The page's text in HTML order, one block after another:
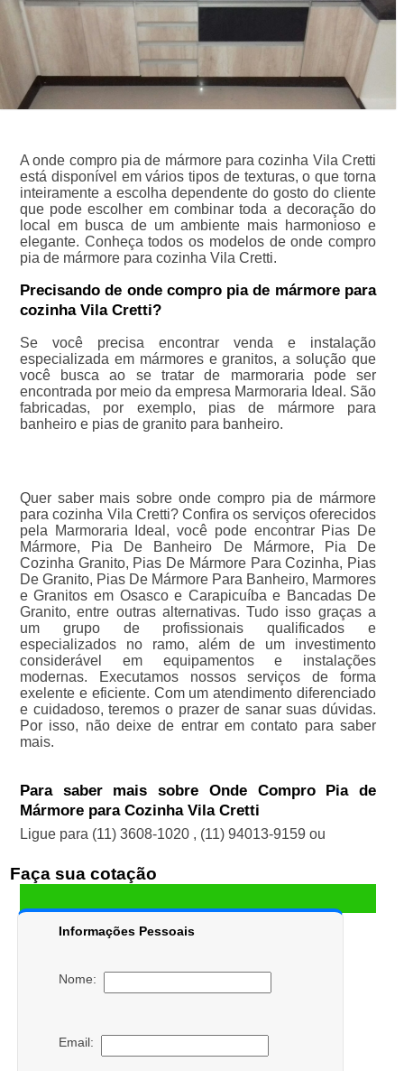
A onde compro pia de mármore para cozinha Vila Cretti
está disponível em vários tipos de texturas, o que torna
inteiramente a escolha dependente do gosto do cliente
que pode escolher em combinar toda a decoração do
local em busca de um ambiente mais harmonioso e
elegante. Conheça todos os modelos de onde compro
pia de mármore para cozinha Vila Cretti.
Precisando de onde compro pia de mármore para
cozinha Vila Cretti?
Se você precisa encontrar venda e instalação
especializada em mármores e granitos, a solução que
você busca ao se tratar de marmoraria pode ser
encontrada por meio da empresa Marmoraria Ideal. São
fabricadas, por exemplo, pias de mármore para
banheiro e pias de granito para banheiro.
Quer saber mais sobre onde compro pia de mármore
para cozinha Vila Cretti? Confira os serviços oferecidos
pela Marmoraria Ideal, você pode encontrar Pias De
Mármore, Pia De Banheiro De Mármore, Pia De
Cozinha Granito, Pias De Mármore Para Cozinha, Pias
De Granito, Pias De Mármore Para Banheiro, Marmores
e Granitos em Osasco e Carapicuíba e Bancadas De
Granito, entre outras alternativas. Tudo isso graças a
um grupo de profissionais qualificados e
especializados no ramo, além de um investimento
considerável em equipamentos e instalações
modernas. Executamos nossos serviços de forma
exelente e eficiente. Com um atendimento diferenciado
e cuidadoso, teremos o prazer de sanar suas dúvidas.
Por isso, não deixe de entrar em contato para saber
mais.
Para saber mais sobre Onde Compro Pia de
Mármore para Cozinha Vila Cretti
Ligue para (11) 3608-1020 , (11) 94013-9159 ou
Faça sua cotação
Informações Pessoais
Nome:
Email: